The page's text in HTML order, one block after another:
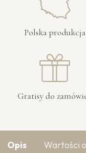
Polska produkcja
Gratisy do
Opis Wartości